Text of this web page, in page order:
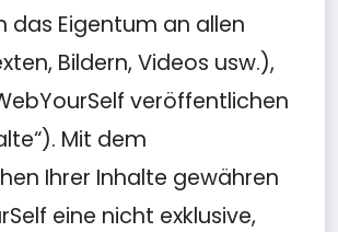
das Eigentum an allen
Bildern, Videos usw.),
veröffentlichen
Mit dem
Ihrer Inhalte gewähren
eine nicht exklusive,